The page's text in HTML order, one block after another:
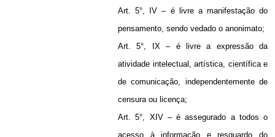
Art. 5°, IV – é livre a manifestação do
pensamento, sendo vedado o anonimato;
Art. 5°, IX – é livre a expressão da
atividade intelectual, artística, científica e
de comunicação, independentemente de
censura ou licença;
Art. 5°, XIV – é assegurado a todos o
acesso à informação e resguardo do